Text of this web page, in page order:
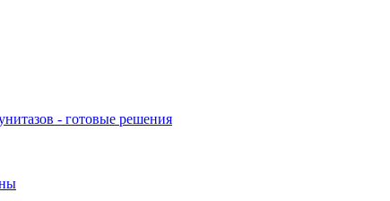
- готовые решения